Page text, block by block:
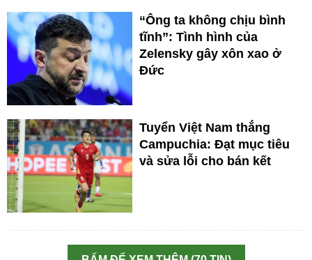
“Ông ta không chịu bình
tĩnh”: Tình hình của
Zelensky gây xôn xao ở
Đức
Tuyển Việt Nam thắng
Campuchia: Đạt mục tiêu
và sửa lỗi cho bán kết